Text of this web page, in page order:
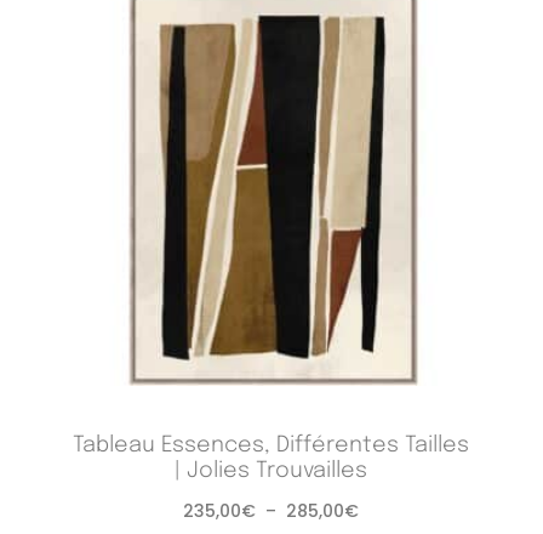
Tableau Essences, Différentes Tailles
| Jolies Trouvailles
235,00€ – 285,00€